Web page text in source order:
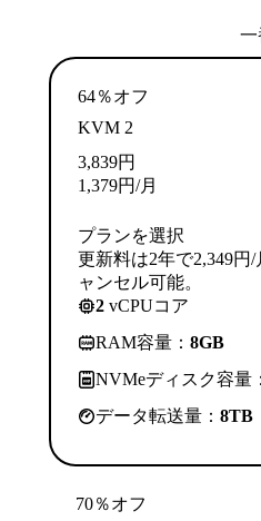
一
64％オフ
KVM 2
3,839円
1,379円/月
プランを選択
更新料は2年で2,349円
ャンセル可能。
2 vCPUコア
RAM容量： 8GB
NVMeディスク容量：
データ転送量： 8TB
70％オフ